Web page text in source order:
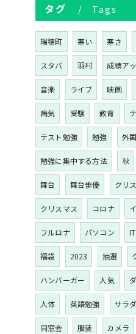
タグ Tags
瑞穂町 寒い 寒さ
スタバ 羽村 成績ア
音楽 ライブ 映画
病気 受験 教育
テスト勉強 勉強 外
勉強に集中する方法 秋
舞台 舞台俳優 クリ
クリスマス コロナ
フルロナ パソコン IT
福袋 2023 抽選
ハンバーガー 人気
人体 英語勉強 サラダ
同窓会 服装 カメラ